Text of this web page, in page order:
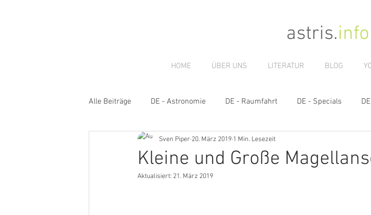
astris.info
HOME ÜBER UNS LITERATUR BLOG
Alle Beiträge DE - Astronomie DE - Raumfahrt DE - Specials
DE - Gastbeiträge DE - News
Kleine und Große
Sven Piper 20. März 2019 1 Min. Lesezeit
Aktualisiert: 21. März 2019